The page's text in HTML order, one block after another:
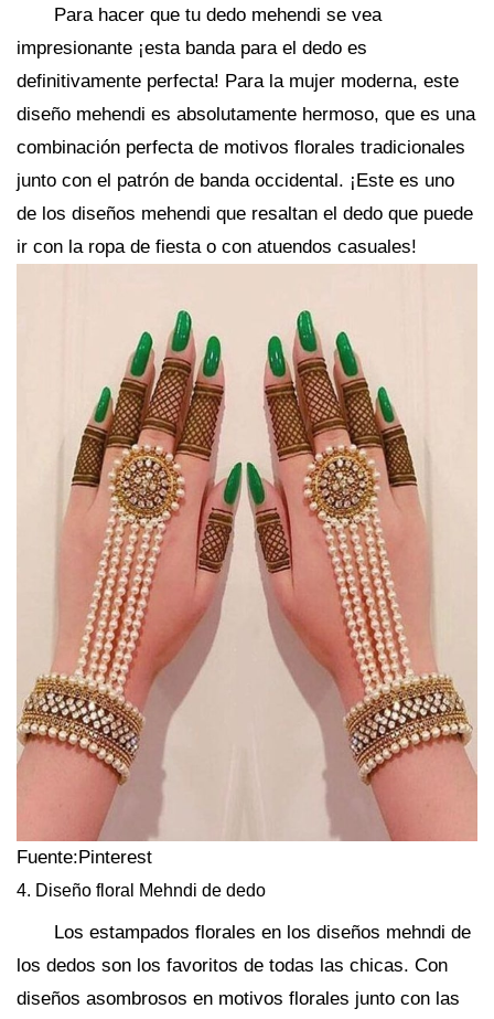
Para hacer que tu dedo mehendi se vea
impresionante ¡esta banda para el dedo es
definitivamente perfecta! Para la mujer moderna, este
diseño mehendi es absolutamente hermoso, que es una
combinación perfecta de motivos florales tradicionales
junto con el patrón de banda occidental. ¡Este es uno
de los diseños mehendi que resaltan el dedo que puede
ir con la ropa de fiesta o con atuendos casuales!
Fuente:Pinterest
4. Diseño floral Mehndi de dedo
Los estampados florales en los diseños mehndi de
los dedos son los favoritos de todas las chicas. Con
diseños asombrosos en motivos florales junto con las